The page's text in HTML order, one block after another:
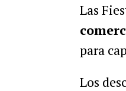
Las
para
Los